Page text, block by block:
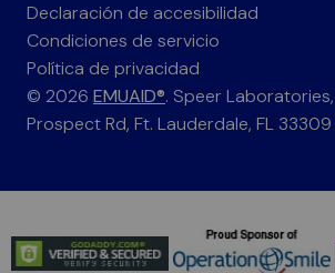
Declaración de accesibilidad
Condiciones de servicio
Política de privacidad
© 2026 EMUAID®. Speer
Prospect Rd, Ft. Lauderdale, FL 33309